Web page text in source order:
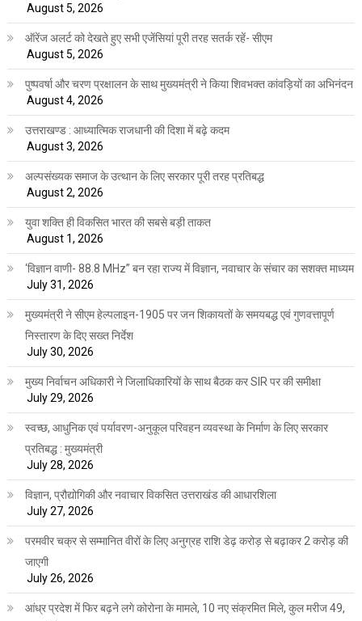
August 5, 2026
ऑरेंज अलर्ट को देखते हुए सभी एजेंसियां पूरी तरह सतर्क रहें- सीएम
August 5, 2026
पुष्पवर्षा और चरण प्रक्षालन के साथ मुख्यमंत्री ने किया शिवभक्त कांवड़ियों का अभिनंदन
August 4, 2026
उत्तराखण्ड : आध्यात्मिक राजधानी की दिशा में बढ़े कदम
August 3, 2026
अल्पसंख्यक समाज के उत्थान के लिए सरकार पूरी तरह प्रतिबद्ध
August 2, 2026
युवा शक्ति ही विकसित भारत की सबसे बड़ी ताकत
August 1, 2026
‘विज्ञान वाणी- 88.8 MHz” बन रहा राज्य में विज्ञान, नवाचार के संचार का सशक्त माध्यम
July 31, 2026
मुख्यमंत्री ने सीएम हेल्पलाइन-1905 पर जन शिकायतों के समयबद्ध एवं गुणवत्तापूर्ण
निस्तारण के दिए सख्त निर्देश
July 30, 2026
मुख्य निर्वाचन अधिकारी ने जिलाधिकारियों के साथ बैठक कर SIR पर की समीक्षा
July 29, 2026
स्वच्छ, आधुनिक एवं पर्यावरण-अनुकूल परिवहन व्यवस्था के निर्माण के लिए सरकार
प्रतिबद्ध : मुख्यमंत्री
July 28, 2026
विज्ञान, प्रौद्योगिकी और नवाचार विकसित उत्तराखंड की आधारशिला
July 27, 2026
परमवीर चक्र से सम्मानित वीरों के लिए अनुग्रह राशि डेढ़ करोड़ से बढ़ाकर 2 करोड़ की
जाएगी
July 26, 2026
आंध्र प्रदेश में फिर बढ़ने लगे कोरोना के मामले, 10 नए संक्रमित मिले, कुल मरीज 49,